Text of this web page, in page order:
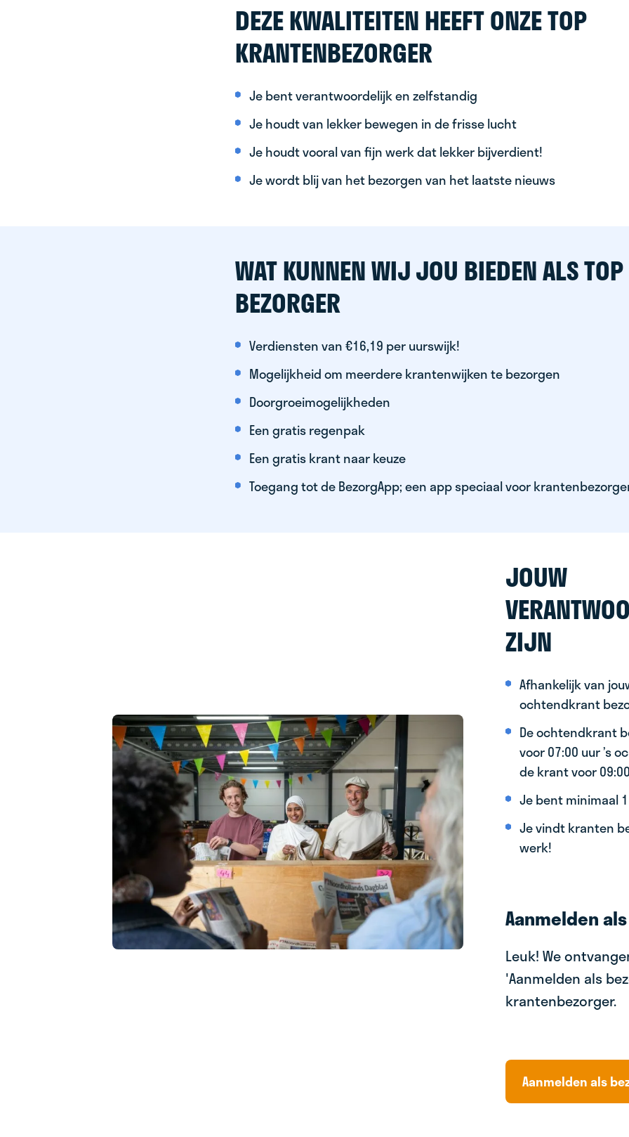
DEZE KWALITEITEN HEEFT ONZE TOP
KRANTENBEZORGER
Je bent verantwoordelijk en zelfstandig
Je houdt van lekker bewegen in de frisse lucht
Je houdt vooral van fijn werk dat lekker bijverdient!
Je wordt blij van het bezorgen van het laatste nieuws
WAT KUNNEN WIJ JOU BIEDEN ALS TOP
BEZORGER
Verdiensten van €16,19 per uurswijk!
Mogelijkheid om meerdere krantenwijken te bezorgen
Doorgroeimogelijkheden
Een gratis regenpak
Een gratis krant naar keuze
Toegang tot de BezorgApp; een app speciaal voor
JOUW
ZIJN
Afhankelijk van
ochtendkrant
De ochtendkrant
voor 07:00 uur ’s
de krant voor
Je bent minimaal
Je vindt kranten
werk!
Aanmelden
Leuk! We
'Aanmelden als
krantenbezorger.
Aanmelden als